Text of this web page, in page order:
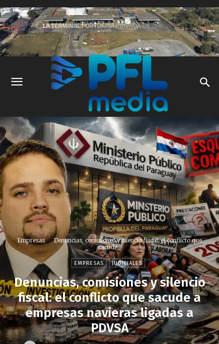
Empresas
Denuncias, comisiones y silencio fiscal: el conflicto que
sacude...
EMPRESAS JUDICIALES
Denuncias, comisiones y silencio
fiscal: el conflicto que sacude a
empresas navieras ligadas a
PDVSA